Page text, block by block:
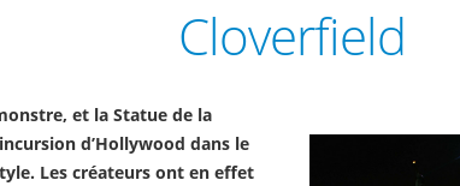
Cloverfield
et la Statue de la
d’Hollywood dans le
Les créateurs ont en effet